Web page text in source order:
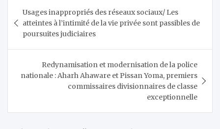
de
l’article
Usages inappropriés des réseaux sociaux/ Les
atteintes à l’intimité de la vie privée sont passibles de
poursuites judiciaires
Redynamisation et modernisation de la police
nationale : Aharh Ahaware et Pissan Yoma, premiers
commissaires divisionnaires de classe
exceptionnelle